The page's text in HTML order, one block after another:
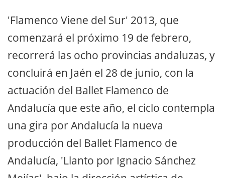
'Flamenco Viene del Sur' 2013, que
comenzará el próximo 19 de febrero,
recorrerá las ocho provincias andaluzas, y
concluirá en Jaén el 28 de junio, con la
actuación del Ballet Flamenco de
Andalucía que este año, el ciclo contempla
una gira por Andalucía la nueva
producción del Ballet Flamenco de
Andalucía, 'Llanto por Ignacio Sánchez